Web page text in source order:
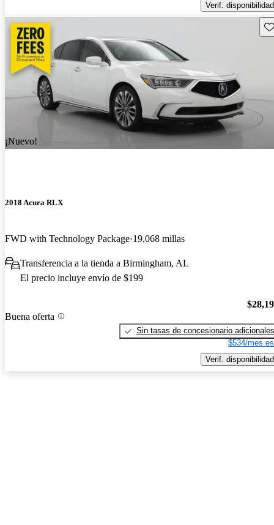
Verif. disponibilidad
¡Nuevo!
2018 Acura RLX
FWD with Technology Package 19,068 millas
Transferencia a la tienda a Birmingham, AL
El precio incluye envío de $199
Buena oferta
Sin tasas de concesionario adicionales
$534/mes
Verif. disponibilidad